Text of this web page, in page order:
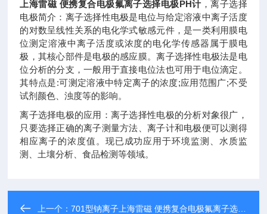
上海雷磁 便携复合电极氟离子选择电极PH计，离子选择
电极简介：离子选择性电极是电位与给定溶液中离子活度
的对数呈线性关系的电化学式敏感元件，是一类利用膜电
位测定溶液中离子活度或浓度的电化学传感器属于膜电
极，其核心部件是电极的感应膜。离子选择性电极法是电
位分析的分支，一般用于直接电位法也可用于电位滴定。
其特点是:可测定溶液中特定离子的浓度;应用范围广;不受
试剂颜色、浊度等的影响。
离子选择电极的应用：离子选择性电极的分析对象很广，
只要选择正确的离子测量方法、离子计和电极便可以测得
相应离子的浓度值。现已成功应用于环境监测、水质监
测、土壤分析、食品检测等领域。
上一个：701型钠离子上海雷磁 便携复合电极氟离子选择电极PH计